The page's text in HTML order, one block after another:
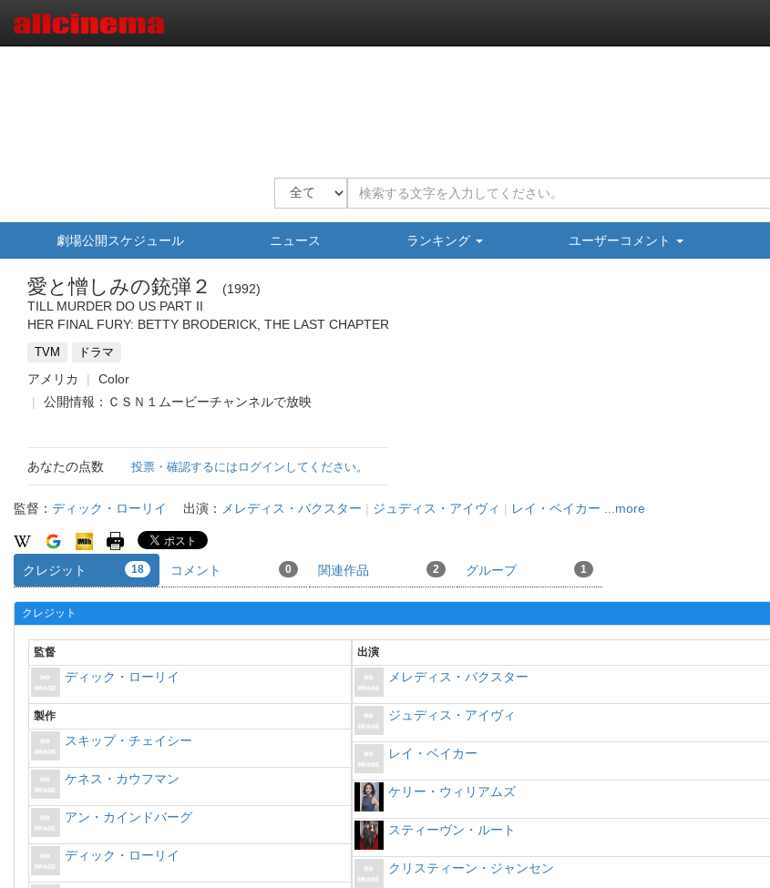
劇場公開スケジュール ニュース ランキング ユーザーコメント
愛と憎しみの銃弾２
1992
TILL MURDER DO US PART II
HER FINAL FURY: BETTY BRODERICK, THE LAST CHAPTER
TVM ドラマ
アメリカ
Color
公開情報：ＣＳＮ１ムービーチャンネルで放映
あなたの点数 投票・確認するにはログインしてください。
監督： ディック・ローリイ 出演： メレディス・バクスター | ジュディス・アイヴィ | レイ・ベイカー ...more
クレジット 18 コメント 0 関連作品 2 グループ 1
クレジット
監督
ディック・ローリイ
製作
スキップ・チェイシー
ケネス・カウフマン
アン・カインドバーグ
ディック・ローリイ
出演
メレディス・バクスター
ジュディス・アイヴィ
レイ・ベイカー
ケリー・ウィリアムズ
スティーヴン・ルート
クリスティーン・ジャンセン